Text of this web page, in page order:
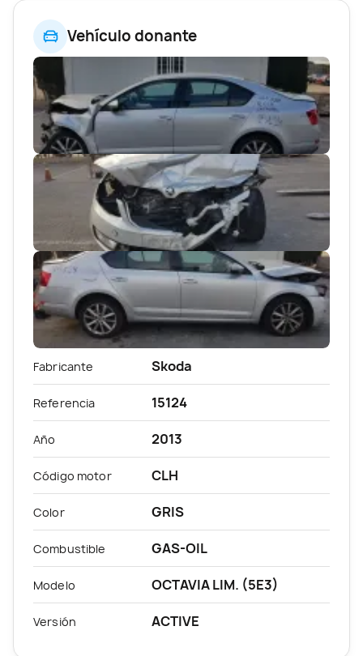
Vehículo donante
Fabricante Skoda
Referencia 15124
Año 2013
Código motor CLH
Color GRIS
Combustible GAS-OIL
Modelo OCTAVIA LIM. (5E3)
Versión ACTIVE